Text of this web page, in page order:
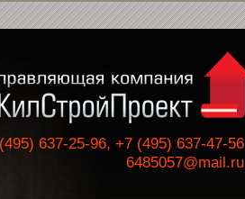
637-25-96, +7 (495) 637-47-56
6485057@mail.ru